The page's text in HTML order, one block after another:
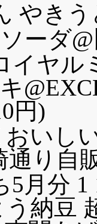
やき
ーダ
イヤル
円)
いし
通り自
5月分
う納豆